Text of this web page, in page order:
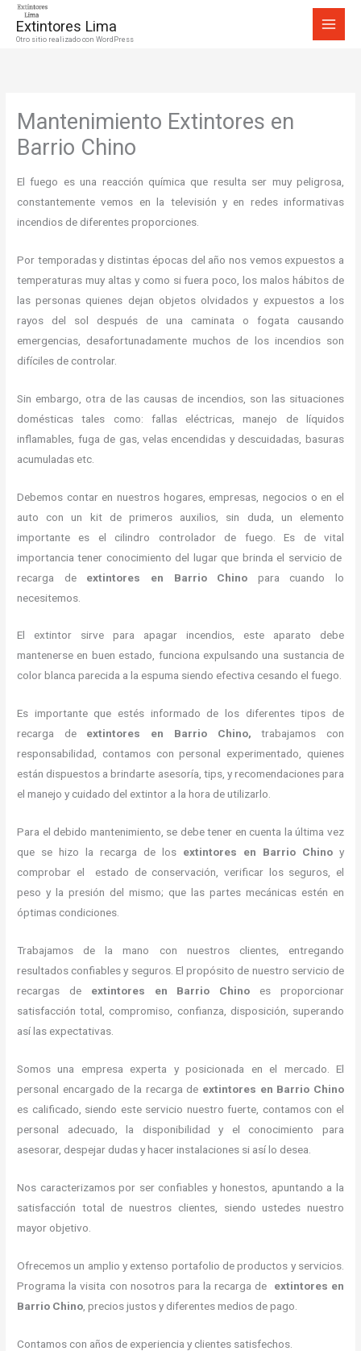
Extintores Lima
Otro sitio realizado con WordPress
Mantenimiento Extintores en
Barrio Chino
El fuego es una reacción química que resulta ser muy peligrosa,
constantemente vemos en la televisión y en redes informativas
incendios de diferentes proporciones.
Por temporadas y distintas épocas del año nos vemos expuestos a
temperaturas muy altas y como si fuera poco, los malos hábitos de
las personas quienes dejan objetos olvidados y expuestos a los
rayos del sol después de una caminata o fogata causando
emergencias, desafortunadamente muchos de los incendios son
difíciles de controlar.
Sin embargo, otra de las causas de incendios, son las situaciones
domésticas tales como: fallas eléctricas, manejo de líquidos
inflamables, fuga de gas, velas encendidas y descuidadas, basuras
acumuladas etc.
Debemos contar en nuestros hogares, empresas, negocios o en el
auto con un kit de primeros auxilios, sin duda, un elemento
importante es el cilindro controlador de fuego. Es de vital
importancia tener conocimiento del lugar que brinda el servicio de
recarga de extintores en Barrio Chino para cuando lo
necesitemos.
El extintor sirve para apagar incendios, este aparato debe
mantenerse en buen estado, funciona expulsando una sustancia de
color blanca parecida a la espuma siendo efectiva cesando el fuego.
Es importante que estés informado de los diferentes tipos de
recarga de extintores en Barrio Chino,trabajamos con
responsabilidad, contamos con personal experimentado, quienes
están dispuestos a brindarte asesoría, tips, y recomendaciones para
el manejo y cuidado del extintor a la hora de utilizarlo.
Para el debido mantenimiento, se debe tener en cuenta la última vez
que se hizo la recarga de los extintores en Barrio Chino y
comprobar el estado de conservación, verificar los seguros, el
peso y la presión del mismo; que las partes mecánicas estén en
óptimas condiciones.
Trabajamos de la mano con nuestros clientes, entregando
resultados confiables y seguros. El propósito de nuestro servicio de
recargas de extintores en Barrio Chino es proporcionar
satisfacción total, compromiso, confianza, disposición, superando
así las expectativas.
Somos una empresa experta y posicionada en el mercado. El
personal encargado de la recarga de extintores en Barrio Chino
es calificado, siendo este servicio nuestro fuerte, contamos con el
personal adecuado, la disponibilidad y el conocimiento para
asesorar, despejar dudas y hacer instalaciones si así lo desea.
Nos caracterizamos por ser confiables y honestos, apuntando a la
satisfacción total de nuestros clientes, siendo ustedes nuestro
mayor objetivo.
Ofrecemos un amplio y extenso portafolio de productos y servicios.
Programa la visita con nosotros para la recarga de extintores en
Barrio Chino , precios justos y diferentes medios de pago.
Contamos con años de experiencia y clientes satisfechos.